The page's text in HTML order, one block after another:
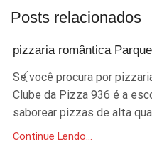
Posts relacionados
pizzaria romântica
Se você procura por
Clube da Pizza 936 é a
saborear pizzas de alta
Continue Lendo...